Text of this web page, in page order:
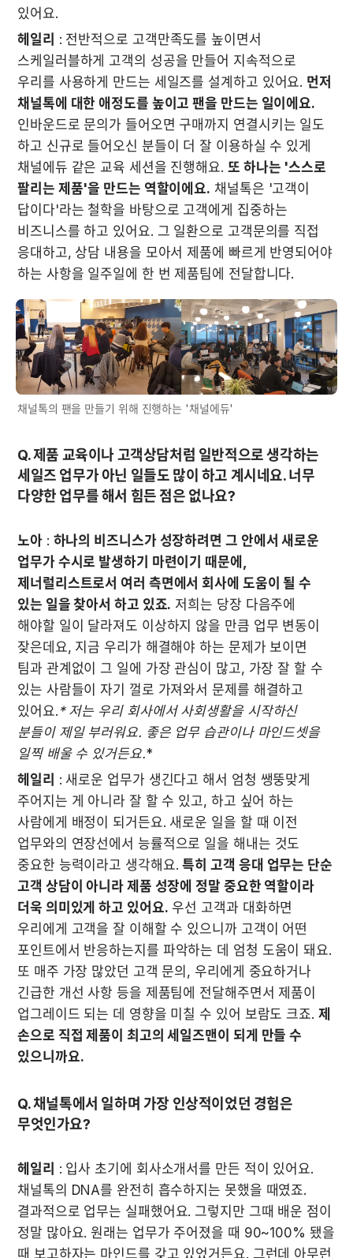
있어요.
헤일리 : 전반적으로 고객만족도를 높이면서
스케일러블하게 고객의 성공을 만들어 지속적으로
우리를 사용하게 만드는 세일즈를 설계하고 있어요. 먼저
채널톡에 대한 애정도를 높이고 팬을 만드는 일이에요.
인바운드로 문의가 들어오면 구매까지 연결시키는 일도
하고 신규로 들어오신 분들이 더 잘 이용하실 수 있게
채널에듀 같은 교육 세션을 진행해요. 또 하나는 '스스로
팔리는 제품'을 만드는 역할이에요. 채널톡은 '고객이
답이다'라는 철학을 바탕으로 고객에게 집중하는
비즈니스를 하고 있어요. 그 일환으로 고객문의를 직접
응대하고, 상담 내용을 모아서 제품에 빠르게 반영되어야
하는 사항을 일주일에 한 번 제품팀에 전달합니다.
채널톡의 팬을 만들기 위해 진행하는 '채널에듀'
Q. 제품 교육이나 고객상담처럼 일반적으로 생각하는
세일즈 업무가 아닌 일들도 많이 하고 계시네요. 너무
다양한 업무를 해서 힘든 점은 없나요?
노아 : 하나의 비즈니스가 성장하려면 그 안에서 새로운
업무가 수시로 발생하기 마련이기 때문에,
제너럴리스트로서 여러 측면에서 회사에 도움이 될 수
있는 일을 찾아서 하고 있죠. 저희는 당장 다음주에
해야할 일이 달라져도 이상하지 않을 만큼 업무 변동이
잦은데요, 지금 우리가 해결해야 하는 문제가 보이면
팀과 관계없이 그 일에 가장 관심이 많고, 가장 잘 할 수
있는 사람들이 자기 껄로 가져와서 문제를 해결하고
있어요. * 저는 우리 회사에서 사회생활을 시작하신
분들이 제일 부러워요. 좋은 업무 습관이나 마인드셋을
일찍 배울 수 있거든요.*
헤일리 : 새로운 업무가 생긴다고 해서 엄청 쌩뚱맞게
주어지는 게 아니라 잘 할 수 있고, 하고 싶어 하는
사람에게 배정이 되거든요. 새로운 일을 할 때 이전
업무와의 연장선에서 능률적으로 일을 해내는 것도
중요한 능력이라고 생각해요. 특히 고객 응대 업무는 단순
고객 상담이 아니라 제품 성장에 정말 중요한 역할이라
더욱 의미있게 하고 있어요. 우선 고객과 대화하면
우리에게 고객을 잘 이해할 수 있으니까 고객이 어떤
포인트에서 반응하는지를 파악하는 데 엄청 도움이 돼요.
또 매주 가장 많았던 고객 문의, 우리에게 중요하거나
긴급한 개선 사항 등을 제품팀에 전달해주면서 제품이
업그레이드 되는 데 영향을 미칠 수 있어 보람도 크죠. 제
손으로 직접 제품이 최고의 세일즈맨이 되게 만들 수
있으니까요.
Q. 채널톡에서 일하며 가장 인상적이었던 경험은
무엇인가요?
헤일리 : 입사 초기에 회사소개서를 만든 적이 있어요.
채널톡의 DNA를 완전히 흡수하지는 못했을 때였죠.
결과적으로 업무는 실패했어요. 그렇지만 그때 배운 점이
정말 많아요. 원래는 업무가 주어졌을 때 90~100% 됐을
때 보고하자는 마인드를 갖고 있었거든요. 그런데 아무런